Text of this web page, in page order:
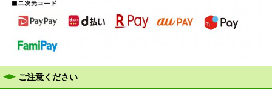
ご注意ください